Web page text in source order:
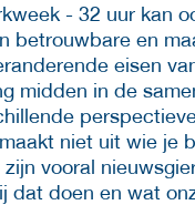
- 32 uur kan
betrouwbare en
eisen
midden in de
niet uit wie je
vooral
dat doen en wat